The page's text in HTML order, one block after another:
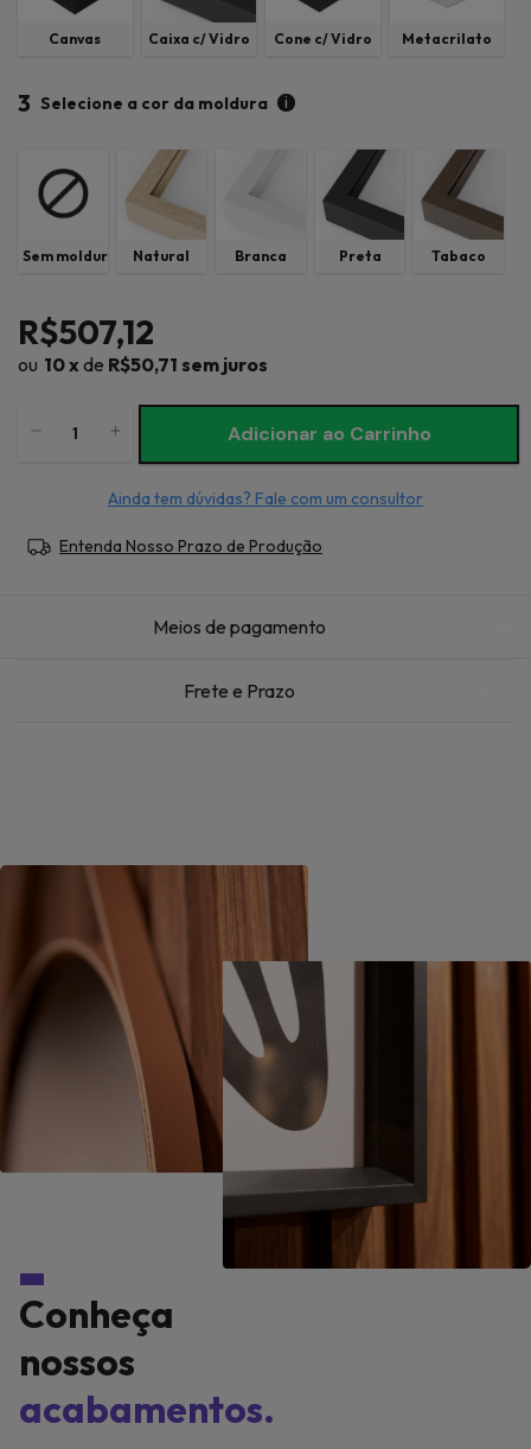
Canvas Caixa c/ Vidro Cone c/ Vidro Metacrilato
3 Selecione a cor da moldura i
Sem moldura Natural Branca Preta Tabaco
R$507,12
10x de R$50,71 sem juros
Ainda tem dúvidas? Fale com um consultor
Entenda Nosso Prazo de Produção
Meios de pagamento
Frete e Prazo
Conheça
nossos
acabamentos.